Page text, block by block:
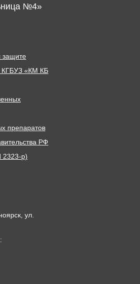
№4»
защите
КГБУЗ «КМ КБ
препаратов
РФ
2323-р)
ул.